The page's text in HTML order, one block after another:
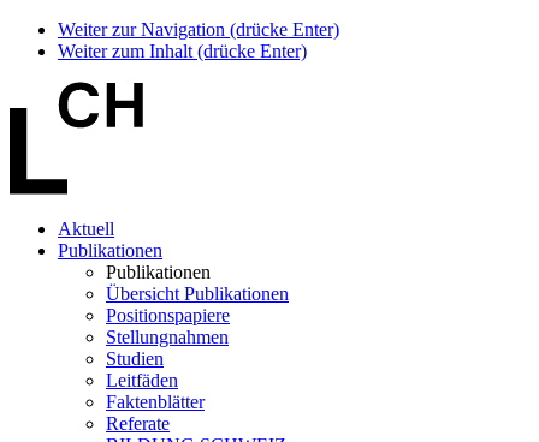
Weiter zur Navigation (drücke Enter)
Weiter zum Inhalt (drücke Enter)
Aktuell
Publikationen
Publikationen
Übersicht Publikationen
Positionspapiere
Stellungnahmen
Studien
Leitfäden
Faktenblätter
Referate